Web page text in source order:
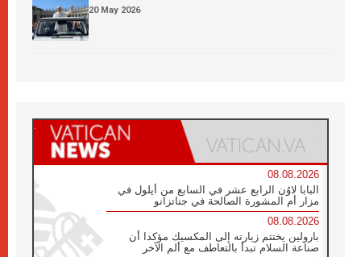
20 May 2026
08.08.2026
البابا لاوُن الرابع عشر في السابع من أيلول في
مزار أم المشورة الصالحة في جناتزانو
08.08.2026
بارولين يختتم زيارته إلى المكسيك مؤكدا أن
صناعة السلام تبدأ بالتعاطف مع ألم الآخر